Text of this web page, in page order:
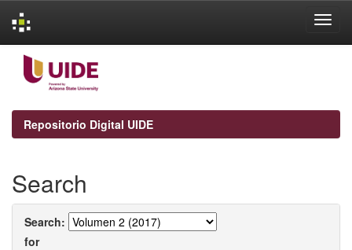
navigation
Repositorio Digital UIDE
Search
Search:
for